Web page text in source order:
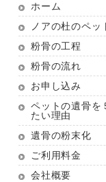
ホーム
ノアの杜のペッ
粉骨の工程
粉骨の流れ
お申し込み
ペットの遺骨を
たい理由
遺骨の粉末化
ご利用料金
会社概要